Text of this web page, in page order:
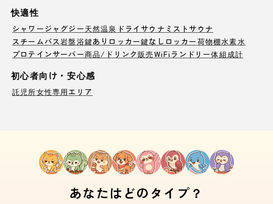
快適性
シャワージャグジー天然温泉 ドライサウナ ミストサウナ
スチームバス岩盤浴鍵ありロッカー鍵なしロッカー荷物棚水素水
プロテインサーバー商品/ドリンク販売WiFi ランドリー体組成計
初心者向け・安心感
託児所女性専用エリア
あなたはどのタイプ？